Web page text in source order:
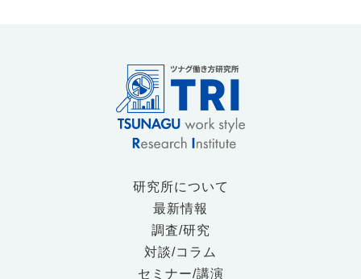
研究所について
最新情報
調査/研究
対談/コラム
セミナー/講演